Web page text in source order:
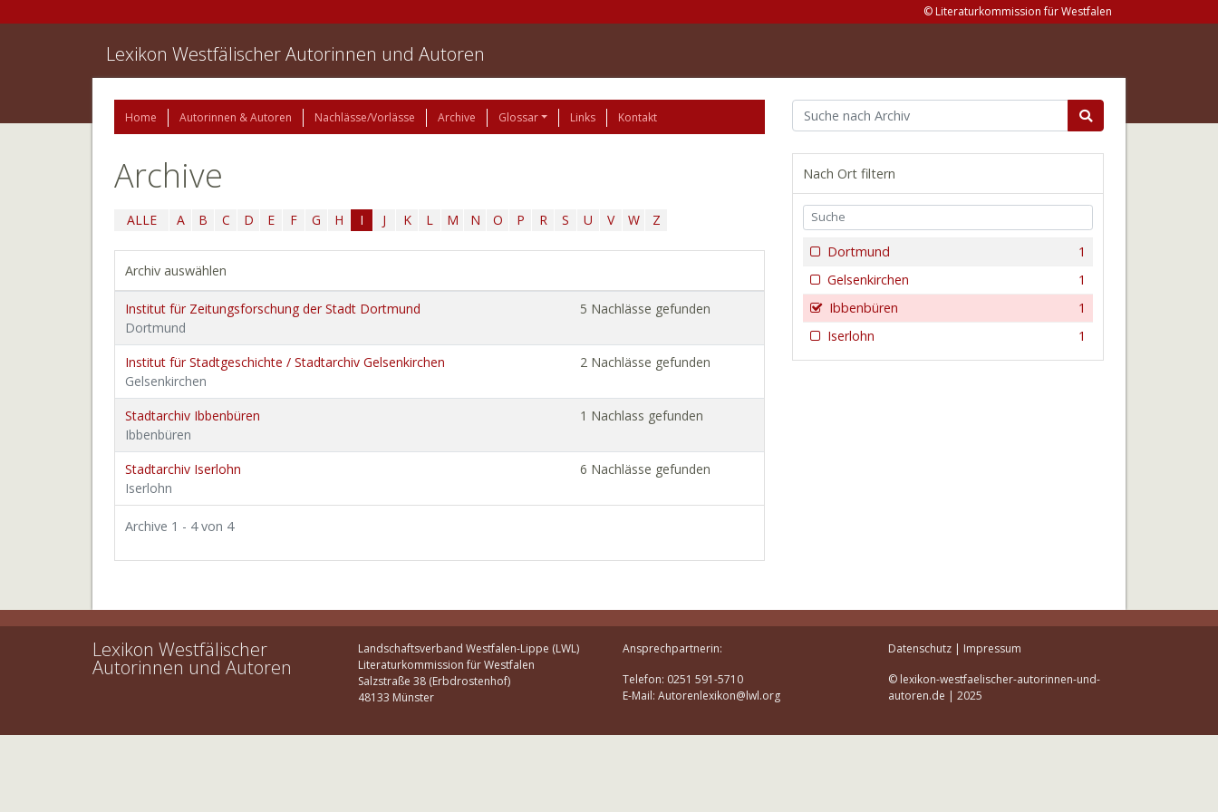
© Literaturkommission für Westfalen
Lexikon Westfälischer Autorinnen und Autoren
Home Autorinnen & Autoren Nachlässe/Vorlässe Archive Glossar Links Kontakt
Archive
ALLE A B C D E F G H I J K L M N O P R S U V W Z
Archiv auswählen
Institut für Zeitungsforschung der Stadt Dortmund
Dortmund
5 Nachlässe gefunden
Institut für Stadtgeschichte / Stadtarchiv Gelsenkirchen
Gelsenkirchen
2 Nachlässe gefunden
Stadtarchiv Ibbenbüren
Ibbenbüren
1 Nachlass gefunden
Stadtarchiv Iserlohn
Iserlohn
6 Nachlässe gefunden
Archive 1 - 4 von 4
Nach Ort filtern
1
Dortmund
1
Gelsenkirchen
1
Ibbenbüren
1
Iserlohn
Lexikon Westfälischer
Autorinnen und Autoren
Landschaftsverband Westfalen-Lippe (LWL)
Literaturkommission für Westfalen
Salzstraße 38 (Erbdrostenhof)
48133 Münster
Ansprechpartnerin:
Telefon: 0251 591-5710
E-Mail: Autorenlexikon@lwl.org
Datenschutz| Impressum
© lexikon-westfaelischer-autorinnen-und-
autoren.de | 2025